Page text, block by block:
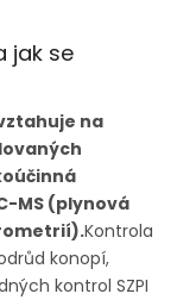
jak se
na
MS (plynová
Kontrola
konopí,
kontrol SZPI